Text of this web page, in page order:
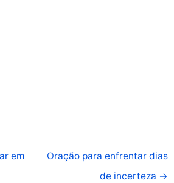
em
Oração para enfrentar dias
de incerteza →